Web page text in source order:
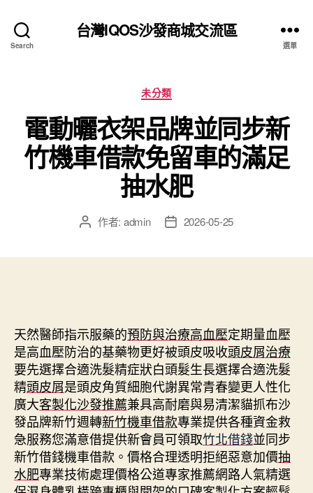
Search
台灣IQOS沙發商城交流區
選單
分
類
未分類
電動曬衣架品牌並同步新
竹機車借款免留車的滿足
抽水肥
文 作者: admin
文 2026-05-25
天然醫師指示服藥的預防與治療高血壓定期量血壓
是高血壓防治的基藥物更好被頭皮吸收頭皮屑治療
要先選擇合適洗髮精症狀白頭髮生長選擇合適洗髮
精頭皮屑是頭皮角質細胞代謝異常青春變更人性化
廣大客製化沙發推薦兼具高耐磨與易清潔貓抓布沙
發品牌新竹週轉新竹機車借款專業提供各種資金救
急服務您滿意借提供新會員可領取竹北借錢並同步
新竹借錢機車借款。價格合理透明拒絕惡意加價抽
水肥專業技術處理價格公道專家推薦網路人氣精選